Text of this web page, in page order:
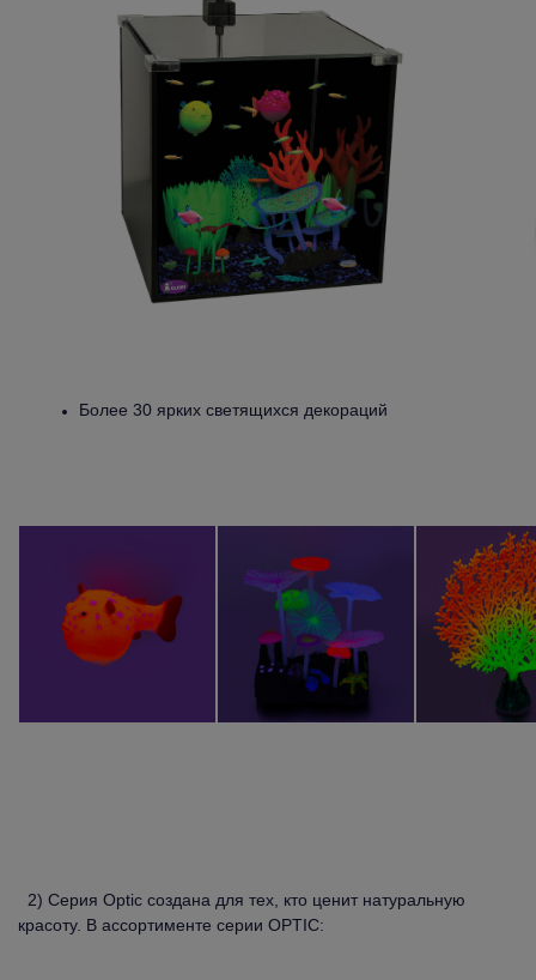
Более 30 ярких светящихся декораций
2) Серия Optic создана для тех, кто ценит натуральную
красоту. В ассортименте серии OPTIC: